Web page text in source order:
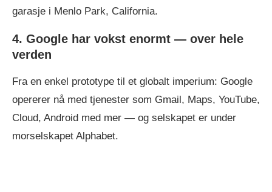
garasje i Menlo Park, California.
4. Google har vokst enormt — over hele
verden
Fra en enkel prototype til et globalt imperium: Google
opererer nå med tjenester som Gmail, Maps, YouTube,
Cloud, Android med mer — og selskapet er under
morselskapet Alphabet.